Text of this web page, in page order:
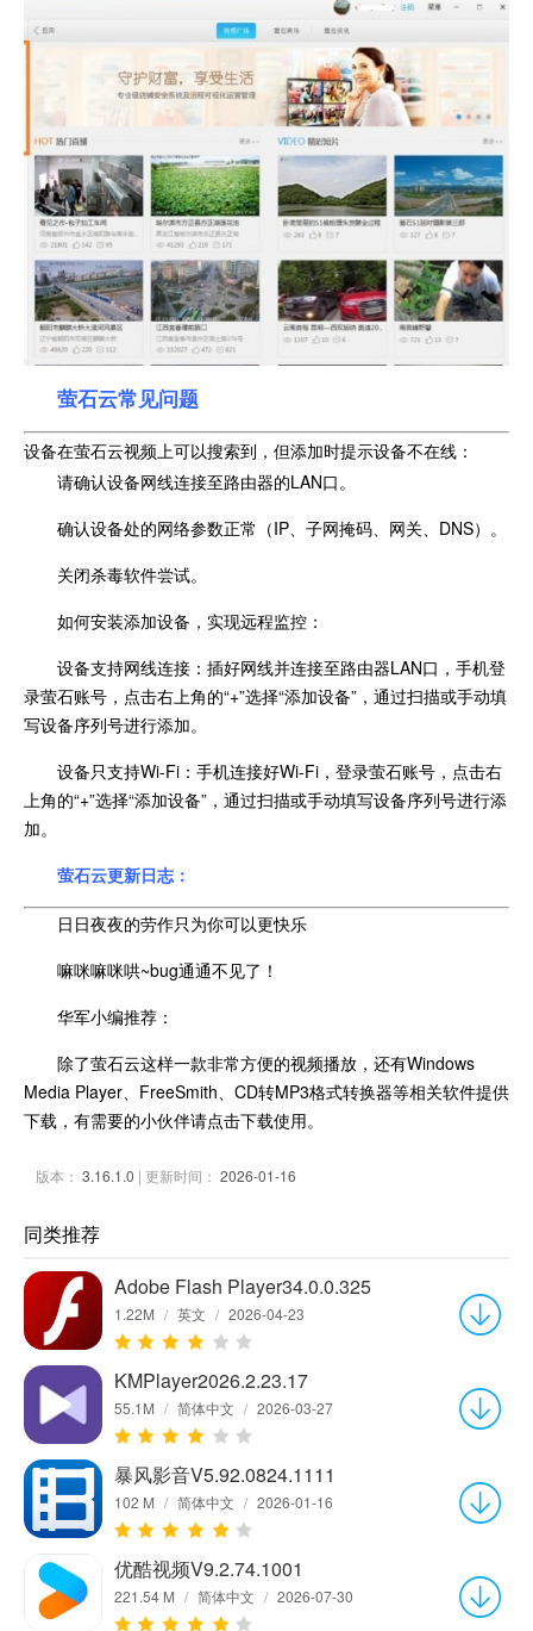
萤石云常见问题
设备在萤石云视频上可以搜索到，但添加时提示设备不在线：
请确认设备网线连接至路由器的LAN口。
确认设备处的网络参数正常（IP、子网掩码、网关、DNS）。
关闭杀毒软件尝试。
如何安装添加设备，实现远程监控：
设备支持网线连接：插好网线并连接至路由器LAN口，手机登
录萤石账号，点击右上角的“+”选择“添加设备”，通过扫描或手动填
写设备序列号进行添加。
设备只支持Wi-Fi：手机连接好Wi-Fi，登录萤石账号，点击右
上角的“+”选择“添加设备”，通过扫描或手动填写设备序列号进行添
加。
萤石云更新日志：
日日夜夜的劳作只为你可以更快乐
嘛咪嘛咪哄~bug通通不见了！
华军小编推荐：
除了萤石云这样一款非常方便的视频播放，还有Windows
Media Player、FreeSmith、CD转MP3格式转换器等相关软件提供
下载，有需要的小伙伴请点击下载使用。
版本： 3.16.1.0 | 更新时间： 2026-01-16
同类推荐
Adobe Flash Player34.0.0.325
1.22M / 英文 / 2026-04-23
KMPlayer2026.2.23.17
55.1M / 简体中文 / 2026-03-27
暴风影音V5.92.0824.1111
102 M / 简体中文 / 2026-01-16
优酷视频V9.2.74.1001
221.54 M / 简体中文 / 2026-07-30